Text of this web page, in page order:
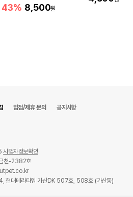
43% 8,500원
입점/제휴 문의 공지사항
사업자정보확인
천-2382호
현대테라타워 가산DK 507호, 508호 (가산동)